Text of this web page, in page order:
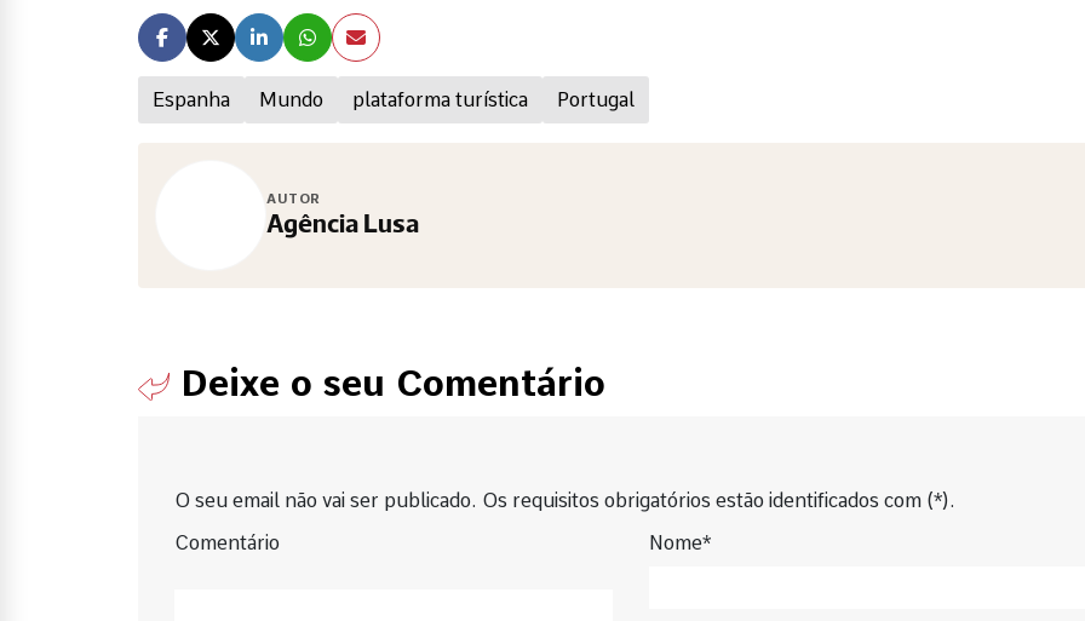
Espanha Mundo plataforma turística Portugal
AUTOR
Agência Lusa
Deixe o seu Comentário
O seu email não vai ser publicado. Os requisitos obrigatórios estão identificados com (*).
Comentário
Nome*